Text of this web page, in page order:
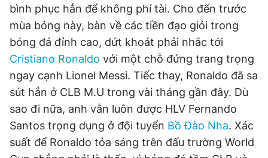
bình phục hẳn để không phí tài. Cho đến trước
mùa bóng này, bàn về các tiền đạo giỏi trong
bóng đá đỉnh cao, dứt khoát phải nhắc tới
Cristiano Ronaldo với một chỗ đứng trang trọng
ngay cạnh Lionel Messi. Tiếc thay, Ronaldo đã sa
sút hẳn ở CLB M.U trong vài tháng gần đây. Dù
sao đi nữa, anh vẫn luôn được HLV Fernando
Santos trọng dụng ở đội tuyển Bồ Đào Nha. Xác
suất để Ronaldo tỏa sáng trên đấu trường World